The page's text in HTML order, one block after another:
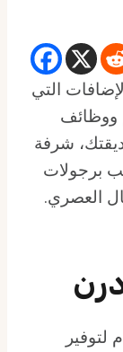
التي
ووظائف
شرفة
برجولات
العصري.